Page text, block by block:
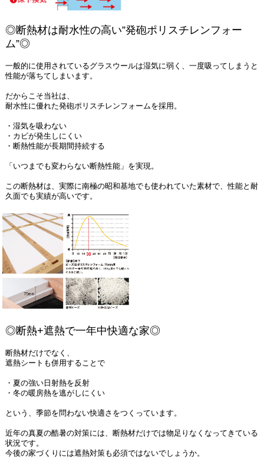
◎断熱材は耐水性の高い”発砲ポリスチレンフォー
ム”◎
一般的に使用されているグラスウールは湿気に弱く、一度吸ってしまうと
性能が落ちてしまいます。
だからこそ当社は、
耐水性に優れた発砲ポリスチレンフォームを採用。
・湿気を吸わない
・カビが発生しにくい
・断熱性能が長期間持続する
「いつまでも変わらない断熱性能」を実現。
この断熱材は、実際に南極の昭和基地でも使われていた素材で、性能と耐
久面でも実績が高いです。
◎断熱+遮熱で一年中快適な家◎
断熱材だけでなく、
遮熱シートも併用することで
・夏の強い日射熱を反射
・冬の暖房熱を逃がしにくい
という、季節を問わない快適さをつくっています。
近年の真夏の酷暑の対策には、断熱材だけでは物足りなくなってきている
状況です。
今後の家づくりには遮熱対策も必須ではないでしょうか。